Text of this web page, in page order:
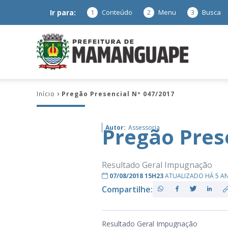
Ir para: 1 Conteúdo 2 Menu 3 Busca
–
Início Pregão Presencial Nº 047/2017
Autor: Assessoria
Pregão
Resultado Geral Impugnação
07/08/2018 15H23ATUALIZADO HÁ 5
Compartilhe:
Resultado Geral Impugnação